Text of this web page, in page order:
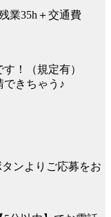
業35h＋交通費
！（規定有）
できちゃう♪
タンよりご応募をお